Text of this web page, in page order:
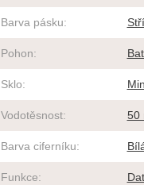
Barva pásku:
Pohon:
Sklo:
Vodotěsnost: 50
Barva ciferníku:
Funkce: